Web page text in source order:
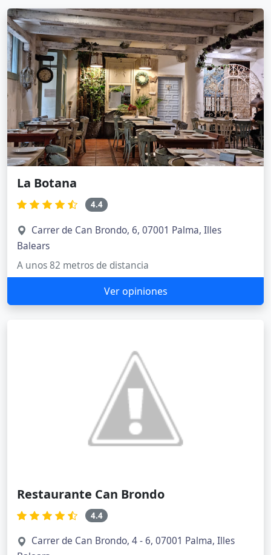
La Botana
4.4
Carrer de Can Brondo, 6, 07001 Palma, Illes
Balears
A unos 82 metros de distancia
Ver opiniones
Restaurante Can Brondo
4.4
Carrer de Can Brondo, 4 - 6, 07001 Palma, Illes